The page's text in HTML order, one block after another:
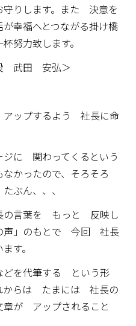
守りします。また 決意を
幸福へとつながる掛け橋
努力致します。
武田 安弘＞
プするよう 社長に命
に 関わってくるという
かったので、そろそろ
ぶん、、、
の言葉を もっと 反映し
声」のもとで 今回 社長
す。
を代筆する という形
からは たまには 社長の
が アップされること